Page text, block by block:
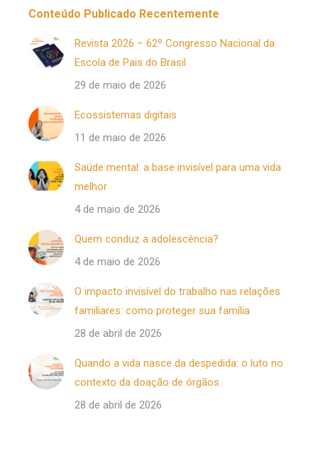
Conteúdo Publicado Recentemente
Revista 2026 – 62º Congresso Nacional da
Escola de Pais do Brasil
29 de maio de 2026
Ecossistemas digitais
11 de maio de 2026
Saúde mental: a base invisível para uma vida
melhor
4 de maio de 2026
Quem conduz a adolescência?
4 de maio de 2026
O impacto invisível do trabalho nas relações
familiares: como proteger sua família
28 de abril de 2026
Quando a vida nasce da despedida: o luto no
contexto da doação de órgãos
28 de abril de 2026